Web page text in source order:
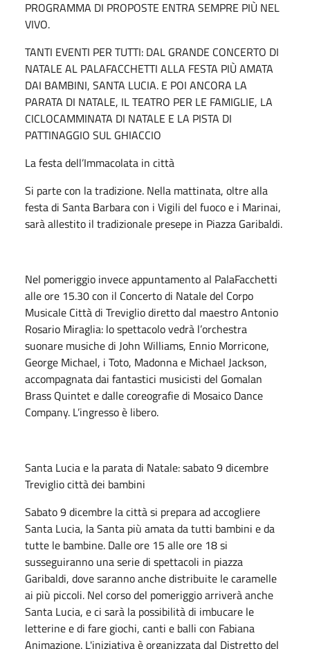
PROGRAMMA DI PROPOSTE ENTRA SEMPRE PIÙ NEL
VIVO.
TANTI EVENTI PER TUTTI: DAL GRANDE CONCERTO DI
NATALE AL PALAFACCHETTI ALLA FESTA PIÙ AMATA
DAI BAMBINI, SANTA LUCIA. E POI ANCORA LA
PARATA DI NATALE, IL TEATRO PER LE FAMIGLIE, LA
CICLOCAMMINATA DI NATALE E LA PISTA DI
PATTINAGGIO SUL GHIACCIO
La festa dell’Immacolata in città
Si parte con la tradizione. Nella mattinata, oltre alla
festa di Santa Barbara con i Vigili del fuoco e i Marinai,
sarà allestito il tradizionale presepe in Piazza Garibaldi.
Nel pomeriggio invece appuntamento al PalaFacchetti
alle ore 15.30 con il Concerto di Natale del Corpo
Musicale Città di Treviglio diretto dal maestro Antonio
Rosario Miraglia: lo spettacolo vedrà l’orchestra
suonare musiche di John Williams, Ennio Morricone,
George Michael, i Toto, Madonna e Michael Jackson,
accompagnata dai fantastici musicisti del Gomalan
Brass Quintet e dalle coreografie di Mosaico Dance
Company. L’ingresso è libero.
Santa Lucia e la parata di Natale: sabato 9 dicembre
Treviglio città dei bambini
Sabato 9 dicembre la città si prepara ad accogliere
Santa Lucia, la Santa più amata da tutti bambini e da
tutte le bambine. Dalle ore 15 alle ore 18 si
susseguiranno una serie di spettacoli in piazza
Garibaldi, dove saranno anche distribuite le caramelle
ai più piccoli. Nel corso del pomeriggio arriverà anche
Santa Lucia, e ci sarà la possibilità di imbucare le
letterine e di fare giochi, canti e balli con Fabiana
Animazione. L'iniziativa è organizzata dal Distretto del